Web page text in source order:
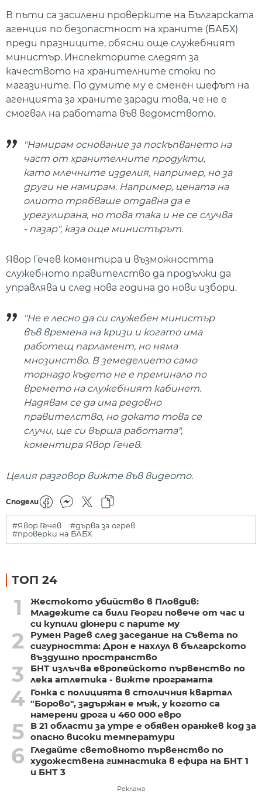
В пъти са засилени проверките на Българската
агенция по безопастност на храните (БАБХ)
преди празниците, обясни още служебният
министър. Инспекторите следят за
качеството на хранителните стоки по
магазините. По думите му е сменен шефът на
агенцията за храните заради това, че не е
смогвал на работата във ведомството.
"Намирам основание за поскъпването на
част от хранителните продукти,
като млечните изделия, например, но за
други не намирам. Например, цената на
олиото трябваше отдавна да е
урегулирана, но това така и не се случва
- пазар", каза още министърът.
Явор Гечев коментира и възможността
служебното правителство да продължи да
управлява и след нова година до нови избори.
"Не е лесно да си служебен министър
във времена на кризи и когато има
работещ парламент, но няма
мнозинство. В земеделието само
торнадо където не е преминало по
времето на служебният кабинет.
Надявам се да има редовно
правителство, но докато това се
случи, ще си върша работата",
коментира Явор Гечев.
Целия разговор вижте във видеото.
Сподели
#Явор Гечев
#дърва за огрев
#проверки на БАБХ
ТОП 24
1
Жестокото убийство в Пловдив:
Младежите са били Георги повече от час и
си купили дюнери с парите му
2
Румен Радев след заседание на Съвета по
сигурността: Дрон е нахлул в българското
въздушно пространство
3
БНТ излъчва европейското първенство по
лека атлетика - вижте програмата
4 Гонка с полицията в столичния квартал
"Борово", задържан е мъж, у когото са
намерени дрога и 460 000 евро
5
В 21 области за утре е обявен оранжев код за
опасно високи температури
6
Гледайте световното първенство по
художествена гимнастика в ефира на БНТ 1
и БНТ 3
Реклама